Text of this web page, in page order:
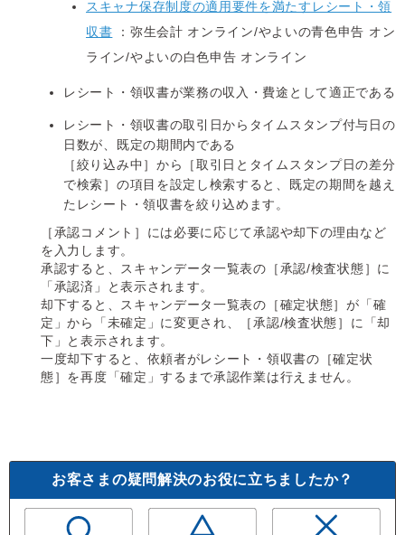
スキャナ保存制度の適用要件を満たすレシート・領
収書 ：弥生会計 オンライン/やよいの青色申告 オン
ライン/やよいの白色申告 オンライン
レシート・領収書が業務の収入・費途として適正である
レシート・領収書の取引日からタイムスタンプ付与日の
日数が、既定の期間内である
［絞り込み中］から［取引日とタイムスタンプ日の差分
で検索］の項目を設定し検索すると、既定の期間を越え
たレシート・領収書を絞り込めます。
［承認コメント］には必要に応じて承認や却下の理由など
を入力します。
承認すると、スキャンデータ一覧表の［承認/検査状態］に
「承認済」と表示されます。
却下すると、スキャンデータ一覧表の［確定状態］が「確
定」から「未確定」に変更され、［承認/検査状態］に「却
下」と表示されます。
一度却下すると、依頼者がレシート・領収書の［確定状
態］を再度「確定」するまで承認作業は行えません。
お客さまの疑問解決のお役に立ちましたか？